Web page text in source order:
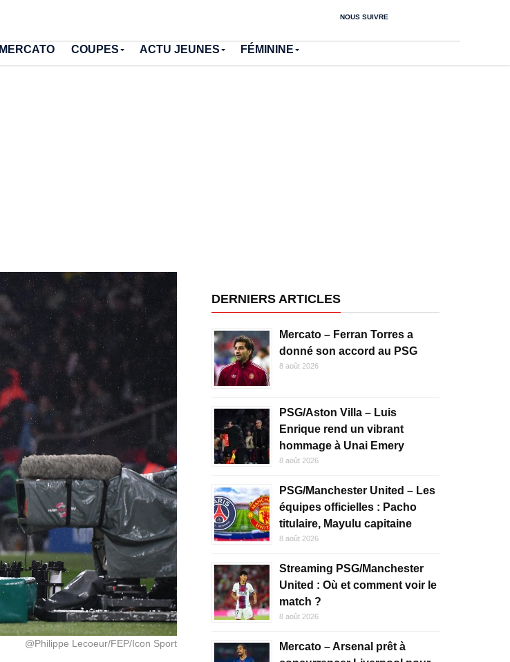
NOUS SUIVRE
MERCATO COUPES ACTU JEUNES FÉMININE
@Philippe Lecoeur/FEP/Icon Sport
DERNIERS ARTICLES
Mercato – Ferran Torres a
donné son accord au PSG
8 août 2026
PSG/Aston Villa – Luis
Enrique rend un vibrant
hommage à Unai Emery
8 août 2026
PSG/Manchester United – Les
équipes officielles : Pacho
titulaire, Mayulu capitaine
8 août 2026
Streaming PSG/Manchester
United : Où et comment voir le
match ?
8 août 2026
Mercato – Arsenal prêt à